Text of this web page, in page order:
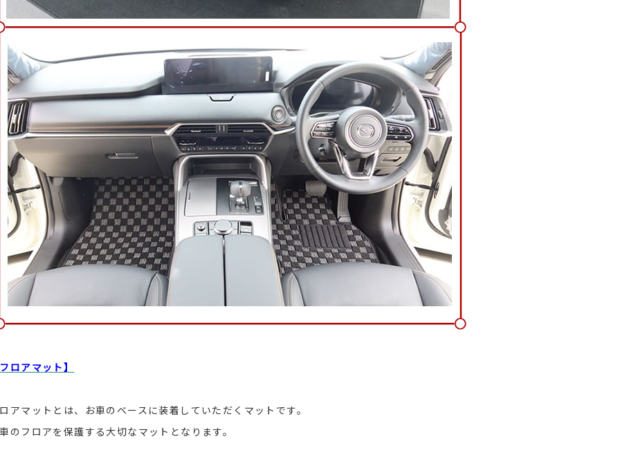
ロアマット】
アマットとは、お車のベースに装着していただくマットです。
のフロアを保護する大切なマットとなります。